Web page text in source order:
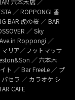
／ ROPPONGI 香
BAR 虎の桜 ／ BAR
／ Sky
Roppongi ／
リア／フットマッサ
／ 六本木
ト ／ Bar FreeLe ／ プ
セラ ／ カラオケ シ
CAFE